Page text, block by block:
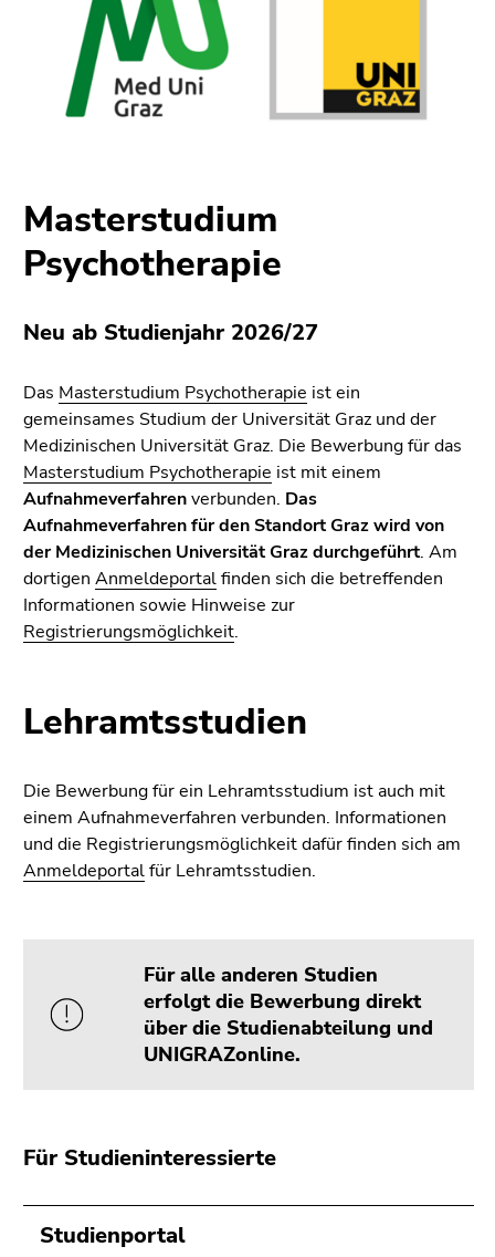
Masterstudium
Psychotherapie
Neu ab Studienjahr 2026/27
Das Masterstudium Psychotherapie ist ein
gemeinsames Studium der Universität Graz und der
Medizinischen Universität Graz. Die Bewerbung für das
Masterstudium Psychotherapie ist mit einem
Aufnahmeverfahrenverbunden. Das
Aufnahmeverfahren für den Standort Graz wird von
der Medizinischen Universität Graz durchgeführt. Am
dortigen Anmeldeportalfinden sich die betreffenden
Informationen sowie Hinweise zur
Registrierungsmöglichkeit.
Lehramtsstudien
Die Bewerbung für ein Lehramtsstudium ist auch mit
einem Aufnahmeverfahren verbunden. Informationen
und die Registrierungsmöglichkeit dafür finden sich am
Anmeldeportalfür Lehramtsstudien.
Für alle anderen Studien
erfolgt die Bewerbung direkt
über die Studienabteilung und
UNIGRAZonline.
Für Studieninteressierte
Studienportal